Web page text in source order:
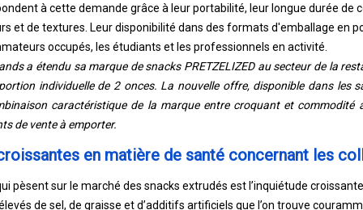
à cette demande grâce à leur portabilité, leur longue durée de
et de textures. Leur disponibilité dans des formats d'emballage en
occupés, les étudiants et les professionnels en activité.
a étendu sa marque de snacks PRETZELIZED au secteur de la
individuelle de 2 onces. La nouvelle offre, disponible dans les
caractéristique de la marque entre croquant et commodité
de vente à emporter.
en matière de santé concernant les
pèsent sur le marché des snacks extrudés est l’inquiétude
de sel, de graisse et d’additifs artificiels que l’on trouve